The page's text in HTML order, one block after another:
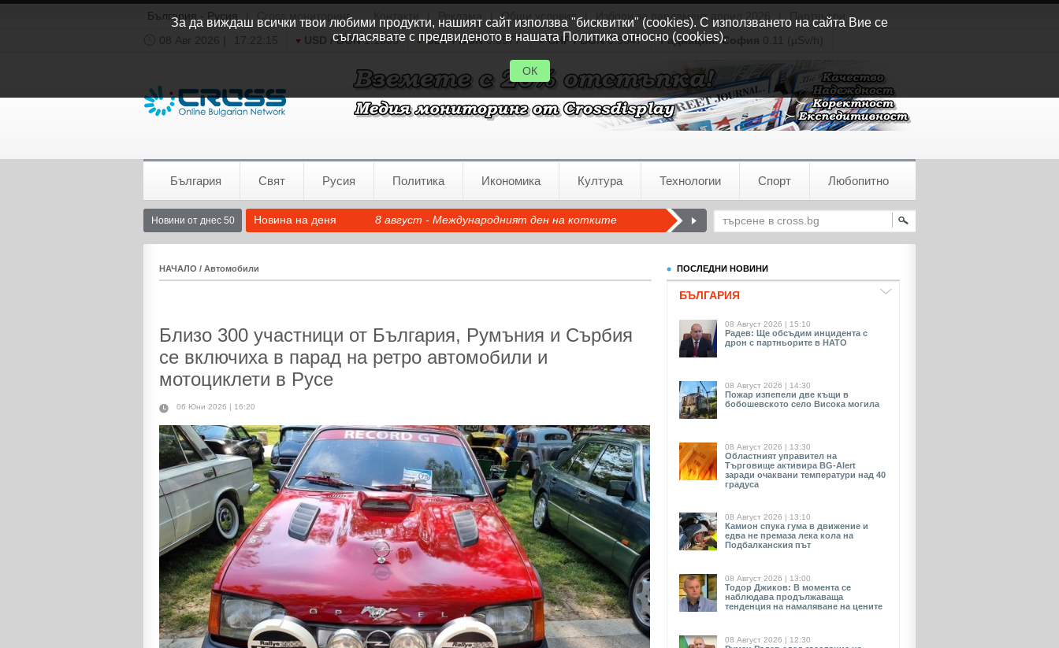
България - Русия Cross мониторинг Общи условия Избори за парламент април 2026
Партньори
08 Авг 2026 |
17:22:16 USD / BGN1.1535 GBP / BGN0.8577 CHF / BGN0.9347 Радиация:София 0.11 (µSv/h)
България Свят Русия Политика Икономика Култура Технологии Спорт Любопитно
Новини от днес 50 Новина на деня 8 август - Международният ден на котките
НАЧАЛО / Автомобили
Близо 300 участници от България, Румъния и Сърбия
се включиха в парад на ретро автомобили и
мотоциклети в Русе
06 Юни 2026 | 16:20
ПОСЛЕДНИ НОВИНИ
БЪЛГАРИЯ
08 Август 2026 | 15:10
Радев: Ще обсъдим инцидента с
дрон с партньорите в НАТО
08 Август 2026 | 14:30
Пожар изпепели две къщи в
бобошевското село Висока могила
08 Август 2026 | 13:30
Областният управител на
Търговище активира BG-Alert
заради очаквани температури над 40
градуса
08 Август 2026 | 13:10
Камион спука гума в движение и
едва не премаза лека кола на
Подбалканския път
08 Август 2026 | 13:00
Тодор Джиков: В момента се
наблюдава продължаваща
тенденция на намаляване на цените
08 Август 2026 | 12:30
За да виждаш всички твои любими продукти, нашият сайт използва "бисквитки" (cookies). С използването на сайта Вие се
съгласявате с предвиденото в нашата Политика относно (cookies).
ОК